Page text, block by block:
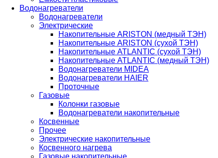
Водонагреватели
Водонагреватели
Электрические
Накопительные ARISTON (медный ТЭН)
Накопительные ARISTON (сухой ТЭН)
Накопительные ATLANTIC (сухой ТЭН)
Накопительные ATLANTIC (медный ТЭН)
Водонагреватели MIDEA
Водонагреватели HAIER
Проточные
Газовые
Колонки газовые
Водонагреватели накопительные
Косвенные
Прочее
Электрические накопительные
Косвенного нагрева